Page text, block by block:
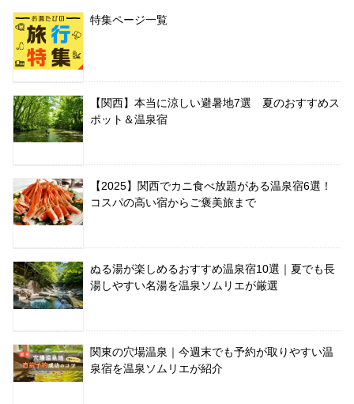
特集ページ一覧
【関西】本当に涼しい避暑地7選 夏のおすすめス
ポット＆温泉宿
【2025】関西でカニ食べ放題がある温泉宿6選！
コスパの高い宿からご褒美旅まで
ぬる湯が楽しめるおすすめ温泉宿10選｜夏でも長
湯しやすい名湯を温泉ソムリエが厳選
関東の穴場温泉｜今週末でも予約が取りやすい温
泉宿を温泉ソムリエが紹介